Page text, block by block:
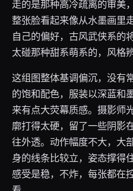
走的是那种高冷疏离的审美
整张脸看起来像从水墨画里
自己的偏好，古风武侠系的
太碰那种甜系萌系的，风格
这组图整体基调偏沉，没有
的饱和配色，服装以深蓝和
来有点大荧幕质感。摄影师
廓打得太硬，留了一些阴影
往外透。动作幅度不大，大
身的线条比较立，姿态撑得
感受是稳，不炸，每张都在